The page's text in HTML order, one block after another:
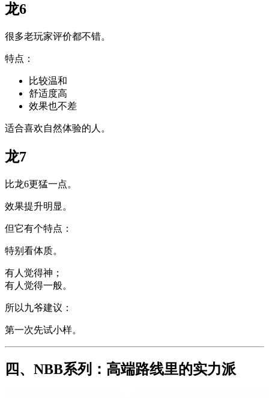
龙6
很多老玩家评价都不错。
特点：
比较温和
舒适度高
效果也不差
适合喜欢自然体验的人。
龙7
比龙6更猛一点。
效果提升明显。
但它有个特点：
特别看体质。
有人觉得神；
有人觉得一般。
所以九爷建议：
第一次先试小样。
四、NBB系列：高端路线里的实力派